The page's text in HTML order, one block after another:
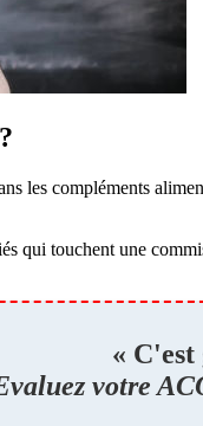
les compléments
qui touchent une
« C'est
votre